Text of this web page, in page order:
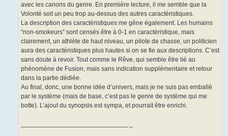
avec les canons du genre. En première lecture, il me semble que la
Volonté soit un peu trop au-dessus des autres caractéristiques.
La description des caractéristiques me gêne également. Les humains
“non-smokeurs” sont censés être à 0-1 en caractéristique, mais
clairement, un athlète de haut niveau, un pilote de chasse, un politicien
aura des caractéristiques plus hautes si on se fie aux descriptions. C’est
sans doute à revoir. Tout comme le Rêve, qui semble être lié au
phénomène de Fusion, mais sans indication supplémentaire et retour
dans la partie dédiée.
Au final, donc, une bonne idée d’univers, mais je ne suis pas emballé
par le système (mais de base, c’est pas le genre de système qui me
botte). L’ajout du synopsis est sympa, et pourrait être enrichi.